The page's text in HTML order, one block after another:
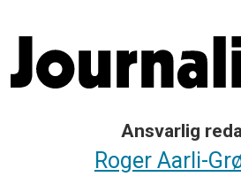
Ansvarlig
Roger Aarli-